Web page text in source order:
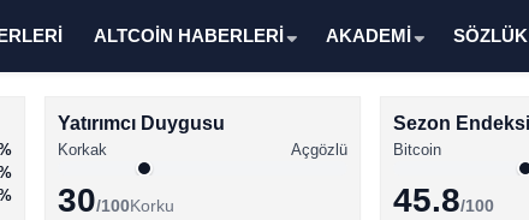
ALTCOİN HABERLERİ AKADEMİ SÖZLÜK
Yatırımcı Duygusu
Korkak Açgözlü
30/100Korku
Sezon Endeksi
Bitcoin
45.8/100